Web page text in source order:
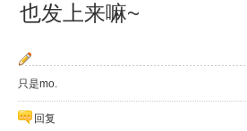
也发上来嘛~
只是mo.
回复